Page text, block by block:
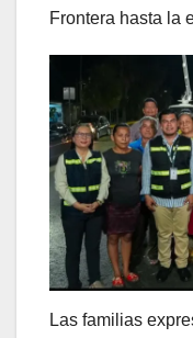
Frontera hasta la
Las familias